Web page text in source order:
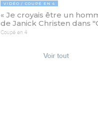
VIDÉO COUPÉ EN 4
« Je croyais être un
de Janick Christen dans
Coupé en 4
Voir tout